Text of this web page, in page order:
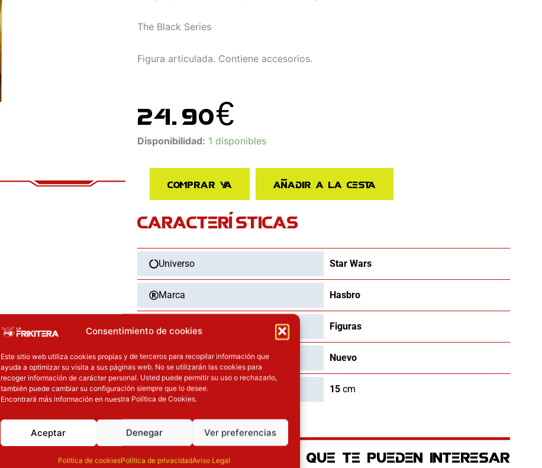
Consentimiento de cookies
Este sitio web utiliza cookies propias y de terceros para recopilar información que
ayuda a optimizar su visita a sus páginas web. No se utilizarán las cookies para
recoger información de carácter personal. Usted puede permitir su uso o rechazarlo,
también puede cambiar su configuración siempre que lo desee.
Encontrará más información en nuestra Política de Cookies.
Aceptar Denegar Ver preferencias
Política de cookiesPolítica de privacidadAviso Legal
The Black Series
Figura articulada. Contiene accesorios.
24.90€
Disponibilidad: 1 disponibles
Figura
The
Mandalorian
Star
Wars
Comprar ya Añadir a la cesta
CARACTERÍSTICAS
Universo Star Wars
Marca Hasbro
Categoría Figuras
Tipo Nuevo
Dimensiones 15 cm
OTROS PRODUCTOS QUE TE PUEDEN INTERESAR